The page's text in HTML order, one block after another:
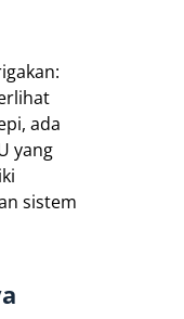
ada
yang
sistem